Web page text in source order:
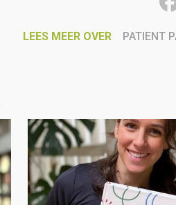
LEES MEER OVER PATIENT